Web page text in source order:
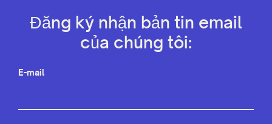
Đăng ký nhận bản tin email
của chúng tôi:
E-mail